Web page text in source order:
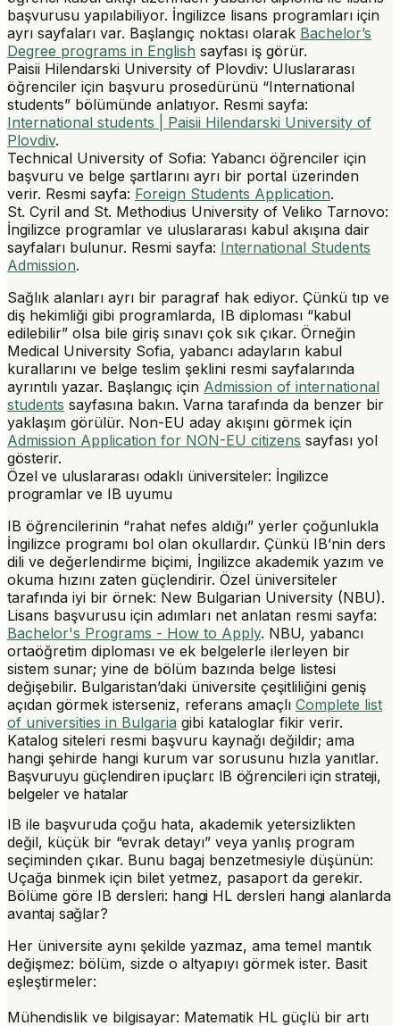
başvurusu yapılabiliyor. İngilizce lisans programları için
ayrı sayfaları var. Başlangıç noktası olarak Bachelor’s
Degree programs in English sayfası iş görür.
Paisii Hilendarski University of Plovdiv: Uluslararası
öğrenciler için başvuru prosedürünü “International
students” bölümünde anlatıyor. Resmi sayfa:
International students | Paisii Hilendarski University of
Plovdiv.
Technical University of Sofia: Yabancı öğrenciler için
başvuru ve belge şartlarını ayrı bir portal üzerinden
verir. Resmi sayfa: Foreign Students Application.
St. Cyril and St. Methodius University of Veliko Tarnovo:
İngilizce programlar ve uluslararası kabul akışına dair
sayfaları bulunur. Resmi sayfa: International Students
Admission.
Sağlık alanları ayrı bir paragraf hak ediyor. Çünkü tıp ve
diş hekimliği gibi programlarda, IB diploması “kabul
edilebilir” olsa bile giriş sınavı çok sık çıkar. Örneğin
Medical University Sofia, yabancı adayların kabul
kurallarını ve belge teslim şeklini resmi sayfalarında
ayrıntılı yazar. Başlangıç için Admission of international
students sayfasına bakın. Varna tarafında da benzer bir
yaklaşım görülür. Non-EU aday akışını görmek için
Admission Application for NON-EU citizens sayfası yol
gösterir.
Özel ve uluslararası odaklı üniversiteler: İngilizce
programlar ve IB uyumu
IB öğrencilerinin “rahat nefes aldığı” yerler çoğunlukla
İngilizce programı bol olan okullardır. Çünkü IB’nin ders
dili ve değerlendirme biçimi, İngilizce akademik yazım ve
okuma hızını zaten güçlendirir. Özel üniversiteler
tarafında iyi bir örnek: New Bulgarian University (NBU).
Lisans başvurusu için adımları net anlatan resmi sayfa:
Bachelor's Programs - How to Apply. NBU, yabancı
ortaöğretim diploması ve ek belgelerle ilerleyen bir
sistem sunar; yine de bölüm bazında belge listesi
değişebilir. Bulgaristan’daki üniversite çeşitliliğini geniş
açıdan görmek isterseniz, referans amaçlı Complete list
of universities in Bulgaria gibi kataloglar fikir verir.
Katalog siteleri resmi başvuru kaynağı değildir; ama
hangi şehirde hangi kurum var sorusunu hızla yanıtlar.
Başvuruyu güçlendiren ipuçları: IB öğrencileri için strateji,
belgeler ve hatalar
IB ile başvuruda çoğu hata, akademik yetersizlikten
değil, küçük bir “evrak detayı” veya yanlış program
seçiminden çıkar. Bunu bagaj benzetmesiyle düşünün:
Uçağa binmek için bilet yetmez, pasaport da gerekir.
Bölüme göre IB dersleri: hangi HL dersleri hangi alanlarda
avantaj sağlar?
Her üniversite aynı şekilde yazmaz, ama temel mantık
değişmez: bölüm, sizde o altyapıyı görmek ister. Basit
eşleştirmeler:
Mühendislik ve bilgisayar: Matematik HL güçlü bir artı